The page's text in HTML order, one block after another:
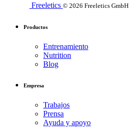
Freeletics © 2026 Freeletics GmbH
Productos
Entrenamiento
Nutrition
Blog
Empresa
Trabajos
Prensa
Ayuda y apoyo